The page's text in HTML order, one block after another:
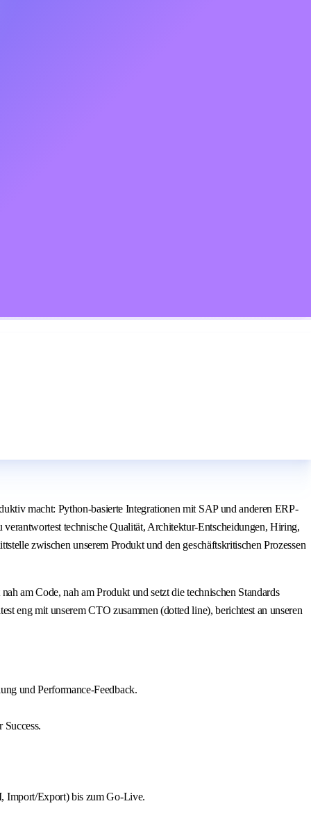
macht: Python-basierte Integrationen mit SAP und anderen ERP-
technische Qualität, Architektur-Entscheidungen, Hiring,
zwischen unserem Produkt und den geschäftskritischen Prozessen
am Code, nah am Produkt und setzt die technischen Standards
eng mit unserem CTO zusammen (dotted line), berichtest an unseren
und Performance-Feedback.
Import/Export) bis zum Go-Live.